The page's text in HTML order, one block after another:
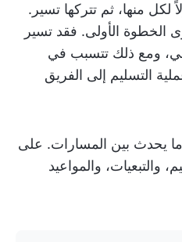
منها، ثم تتركها تسير.
الأولى. فقد تسير
ومع ذلك تتسبب في
التسليم إلى الفريق
ما يحدث بين المسارات. على
والتبعيات، والمواعيد